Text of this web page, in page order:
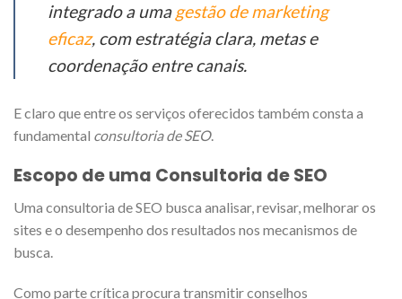
integrado a uma gestão de marketing
eficaz, com estratégia clara, metas e
coordenação entre canais.
E claro que entre os serviços oferecidos também consta a
fundamental consultoria de SEO.
Escopo de uma Consultoria de SEO
Uma consultoria de SEO busca analisar, revisar, melhorar os
sites e o desempenho dos resultados nos mecanismos de
busca.
Como parte crítica procura transmitir conselhos